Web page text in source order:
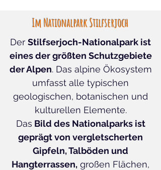
Im Nationalpark Stilfserjoch
Der Stilfserjoch-Nationalpark ist
eines der größten Schutzgebiete
der Alpen. Das alpine Ökosystem
umfasst alle typischen
geologischen, botanischen und
kulturellen Elemente.
Das Bild des Nationalparks ist
geprägt von vergletscherten
Gipfeln, Talböden und
Hangterrassen, großen Flächen,